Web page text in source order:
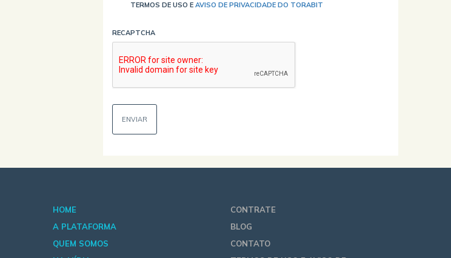
TERMOS DE USO E AVISO DE PRIVACIDADE DO TORABIT
RECAPTCHA
HOME
A PLATAFORMA
QUEM SOMOS
CONTRATE
BLOG
CONTATO